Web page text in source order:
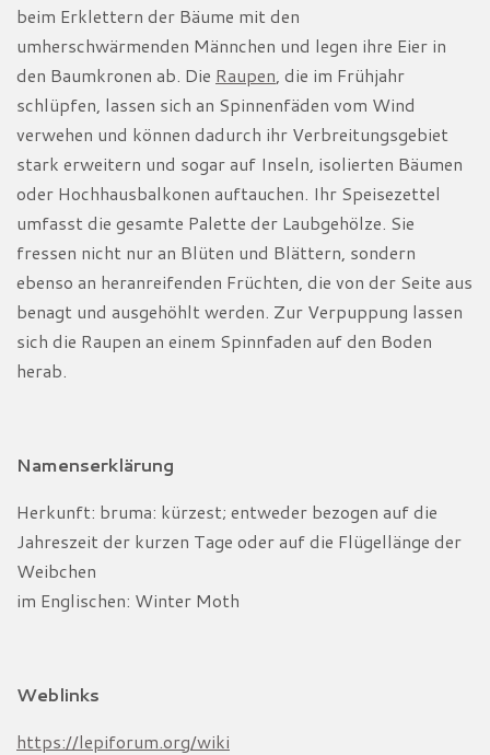
beim Erklettern der Bäume mit den
umherschwärmenden Männchen und legen ihre Eier in
den Baumkronen ab. Die Raupen , die im Frühjahr
schlüpfen, lassen sich an Spinnenfäden vom Wind
verwehen und können dadurch ihr Verbreitungsgebiet
stark erweitern und sogar auf Inseln, isolierten Bäumen
oder Hochhausbalkonen auftauchen. Ihr Speisezettel
umfasst die gesamte Palette der Laubgehölze. Sie
fressen nicht nur an Blüten und Blättern, sondern
ebenso an heranreifenden Früchten, die von der Seite aus
benagt und ausgehöhlt werden. Zur Verpuppung lassen
sich die Raupen an einem Spinnfaden auf den Boden
herab.
Namenserklärung
Herkunft: bruma: kürzest; entweder bezogen auf die
Jahreszeit der kurzen Tage oder auf die Flügellänge der
Weibchen
im Englischen: Winter Moth
Weblinks
https://lepiforum.org/wiki